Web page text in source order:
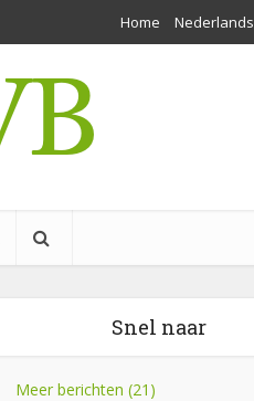
Home Nederlands
Snel naar
Meer berichten (21)